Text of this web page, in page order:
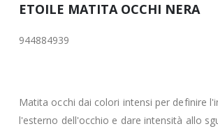
ETOILE MATITA OCCHI NERA
944884939
Matita occhi dai colori intensi per definire
l'esterno dell'occhio e dare intensità allo